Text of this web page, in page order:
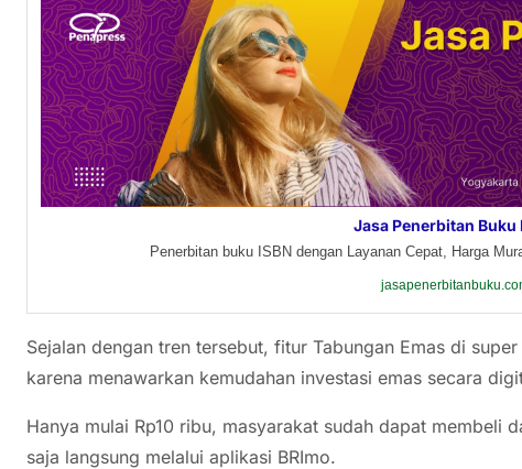
Jasa Penerbitan Buku
Penerbitan buku ISBN dengan Layanan Cepat, Harga
Sejalan dengan tren tersebut, fitur Tabungan Emas di
karena menawarkan kemudahan investasi emas secara
Hanya mulai Rp10 ribu, masyarakat sudah dapat membeli
saja langsung melalui aplikasi BRImo.